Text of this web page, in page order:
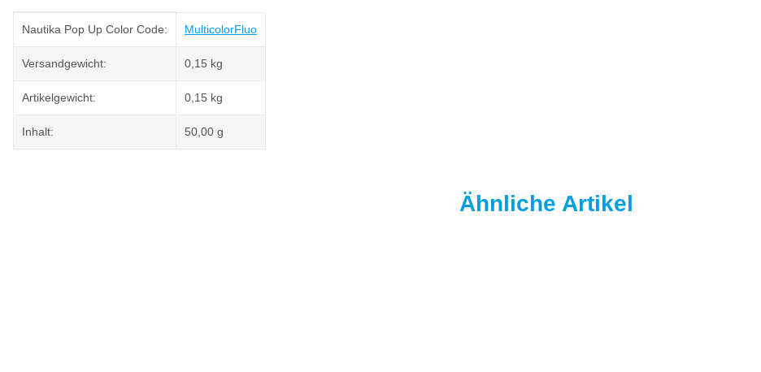
Nautika Pop Up Color Code: MulticolorFluo
Versandgewicht: 0,15 kg
Artikelgewicht: 0,15 kg
Inhalt: 50,00 g
Ähnliche Artikel